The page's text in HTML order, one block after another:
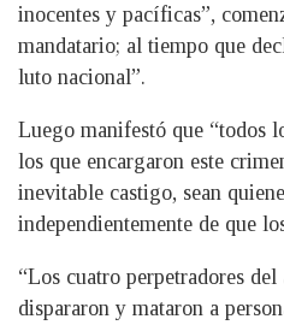
inocentes y pacíficas”,
mandatario; al tiempo que
luto nacional”.
Luego manifestó que “todos
los que encargaron este
inevitable castigo, sean
independientemente de que
“Los cuatro perpetradores
dispararon y mataron a